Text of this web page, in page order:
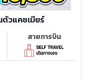
วแคชเมียร์
สายการบิน